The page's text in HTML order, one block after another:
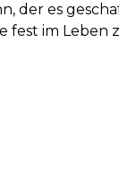
der es
im Leben